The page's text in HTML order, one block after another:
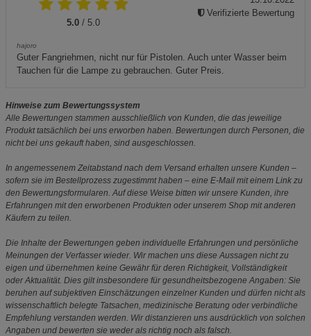
5.0 / 5.0
hajoro
Guter Fangriehmen, nicht nur für Pistolen. Auch unter Wasser beim
Tauchen für die Lampe zu gebrauchen. Guter Preis.
Verifizierte Bewertung
Hinweise zum Bewertungssystem
Alle Bewertungen stammen ausschließlich von Kunden, die das jeweilige
Produkt tatsächlich bei uns erworben haben. Bewertungen durch Personen, die
nicht bei uns gekauft haben, sind ausgeschlossen.
In angemessenem Zeitabstand nach dem Versand erhalten unsere Kunden –
sofern sie im Bestellprozess zugestimmt haben – eine E-Mail mit einem Link zu
den Bewertungsformularen. Auf diese Weise bitten wir unsere Kunden, ihre
Erfahrungen mit den erworbenen Produkten oder unserem Shop mit anderen
Käufern zu teilen.
Die Inhalte der Bewertungen geben individuelle Erfahrungen und persönliche
Meinungen der Verfasser wieder. Wir machen uns diese Aussagen nicht zu
eigen und übernehmen keine Gewähr für deren Richtigkeit, Vollständigkeit
oder Aktualität. Dies gilt insbesondere für gesundheitsbezogene Angaben: Sie
beruhen auf subjektiven Einschätzungen einzelner Kunden und dürfen nicht als
wissenschaftlich belegte Tatsachen, medizinische Beratung oder verbindliche
Empfehlung verstanden werden. Wir distanzieren uns ausdrücklich von solchen
Angaben und bewerten sie weder als richtig noch als falsch.